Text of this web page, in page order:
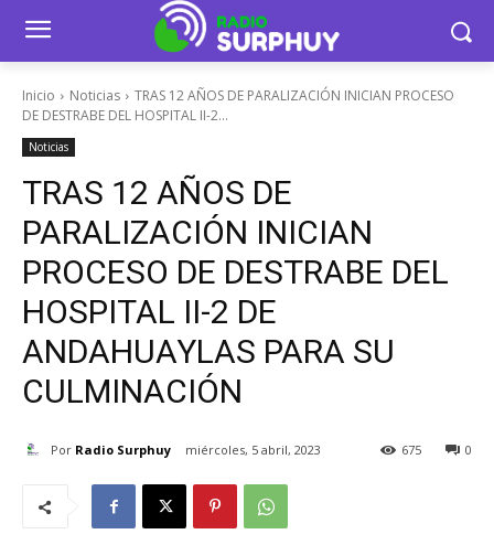
Inicio Noticias
TRAS 12 AÑOS DE PARALIZACIÓN INICIAN PROCESO
DE DESTRABE DEL HOSPITAL II-2...
Noticias
TRAS 12 AÑOS DE
PARALIZACIÓN INICIAN
PROCESO DE DESTRABE DEL
HOSPITAL II-2 DE
ANDAHUAYLAS PARA SU
CULMINACIÓN
Por Radio Surphuy miércoles, 5 abril, 2023 0
675